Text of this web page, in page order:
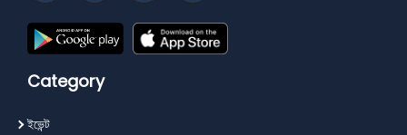
Category
ইভেন্ট